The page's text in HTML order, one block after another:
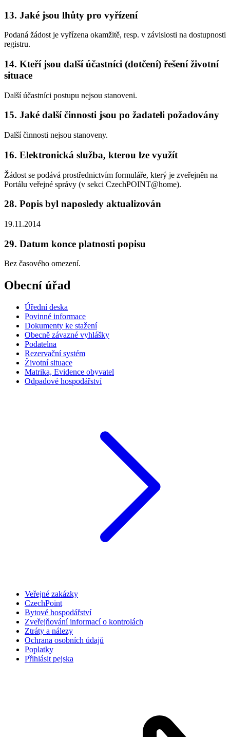
13. Jaké jsou lhůty pro vyřízení
Podaná žádost je vyřízena okamžitě, resp. v závislosti na dostupnosti
registru.
14. Kteří jsou další účastníci (dotčení) řešení životní
situace
Další účastníci postupu nejsou stanoveni.
15. Jaké další činnosti jsou po žadateli požadovány
Další činnosti nejsou stanoveny.
16. Elektronická služba, kterou lze využít
Žádost se podává prostřednictvím formuláře, který je zveřejněn na
Portálu veřejné správy (v sekci CzechPOINT@home).
28. Popis byl naposledy aktualizován
19.11.2014
29. Datum konce platnosti popisu
Bez časového omezení.
Obecní úřad
Úřední deska
Povinné informace
Dokumenty ke stažení
Obecně závazné vyhlášky
Podatelna
Rezervační systém
Životní situace
Matrika, Evidence obyvatel
Odpadové hospodářství
Veřejné zakázky
CzechPoint
Bytové hospodářství
Zveřejňování informací o kontrolách
Ztráty a nálezy
Ochrana osobních údajů
Poplatky
Přihlásit pejska